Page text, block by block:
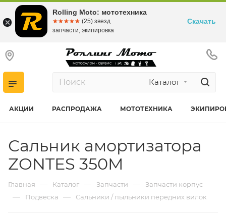
Каталог
АКЦИИ РАСПРОДАЖА МОТОТЕХНИКА
Сальник амортизатора
ZONTES 350M
Главная — Каталог — Запчасти — Запчасти корпус
— Подвеска — Сальники / пыльники передних вилок
Rolling Moto: мототехника
☆☆☆☆☆
★★★★★ (25) звезд
запчасти, экипировка
Скачать